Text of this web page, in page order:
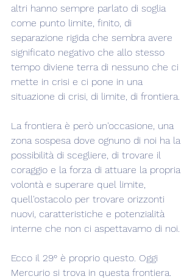
altri hanno sempre parlato di soglia
come punto limite, finito, di
separazione rigida che sembra avere
significato negativo che allo stesso
tempo diviene terra di nessuno che ci
mette in crisi e ci pone in una
situazione di crisi, di limite, di frontiera.
La frontiera è però un'occasione, una
zona sospesa dove ognuno di noi ha la
possibilità di scegliere, di trovare il
coraggio e la forza di attuare la propria
volontà e superare quel limite,
quell'ostacolo per trovare orizzonti
nuovi, caratteristiche e potenzialità
interne che non ci aspettavamo di noi.
Ecco il 29° è proprio questo. Oggi
Mercurio si trova in questa frontiera.